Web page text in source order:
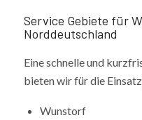
Service Gebiete für
Norddeutschland
Eine schnelle und
bieten wir für die
Wunstorf